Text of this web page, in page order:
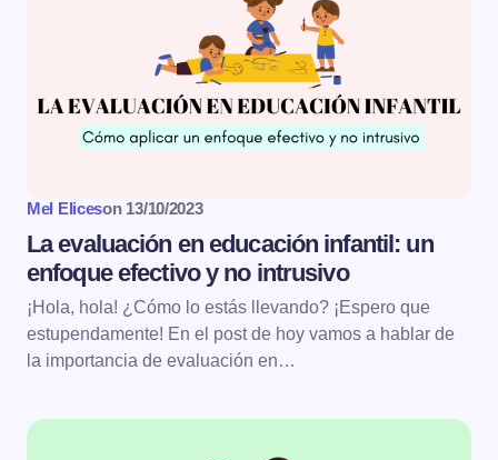
Mel Eliceson 13/10/2023
La evaluación en educación infantil: un
enfoque efectivo y no intrusivo
¡Hola, hola! ¿Cómo lo estás llevando? ¡Espero que
estupendamente! En el post de hoy vamos a hablar de
la importancia de evaluación en…